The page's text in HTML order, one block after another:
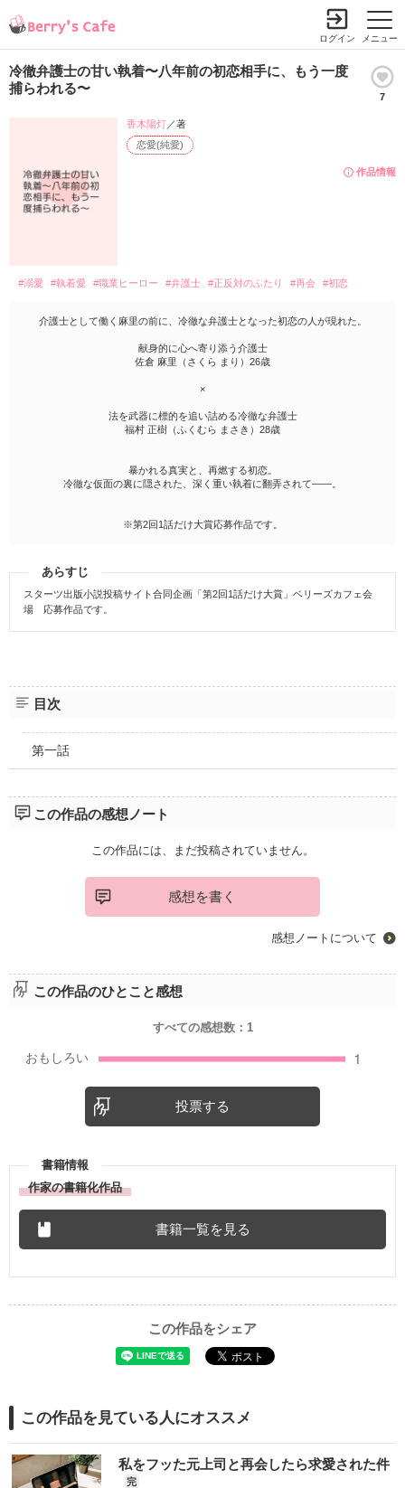
メニュー
ログイン
冷徹弁護士の甘い執着〜八年前の初恋相手に、もう一度
捕らわれる〜
7
作品情報
恋愛(純愛)
香木陽灯／著
#溺愛 #執着愛 #職業ヒーロー #弁護士 #正反対のふたり #再会 #初恋
介護士として働く麻里の前に、冷徹な弁護士となった初恋の人が現れた。
献身的に心へ寄り添う介護士
佐倉 麻里（さくら まり）26歳
×
法を武器に標的を追い詰める冷徹な弁護士
福村 正樹（ふくむら まさき）28歳
暴かれる真実と、再燃する初恋。
冷徹な仮面の裏に隠された、深く重い執着に翻弄されて――。
※第2回1話だけ大賞応募作品です。
あらすじ
スターツ出版小説投稿サイト合同企画「第2回1話だけ大賞」ベリーズカフェ会
場 応募作品です。
目次
第一話
この作品の感想ノート
この作品には、まだ投稿されていません。
感想を書く
感想ノートについて
この作品のひとこと感想
すべての感想数： 1
投票する
書籍情報
作家の書籍化作品
書籍一覧を見る
この作品をシェア
この作品を見ている人にオススメ
私をフッた元上司と再会したら求愛された件
完